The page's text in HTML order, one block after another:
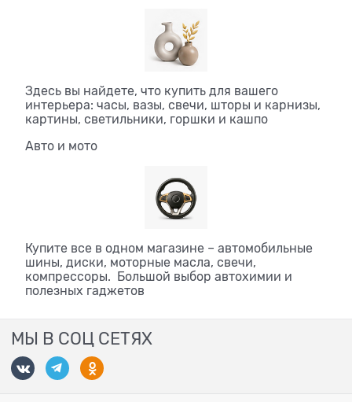
Здесь вы найдете, что купить для вашего
интерьера: часы, вазы, свечи, шторы и карнизы,
картины, светильники, горшки и кашпо
Авто и мото
Купите все в одном магазине – автомобильные
шины, диски, моторные масла, свечи,
компрессоры. Большой выбор автохимии и
полезных гаджетов
МЫ В СОЦ СЕТЯХ